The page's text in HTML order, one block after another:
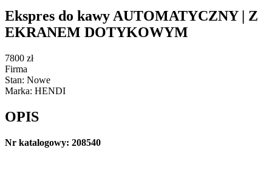
Ekspres do kawy AUTOMATYCZNY | Z
EKRANEM DOTYKOWYM
7800 zł
Firma
Stan: Nowe
Marka: HENDI
OPIS
Nr katalogowy: 208540